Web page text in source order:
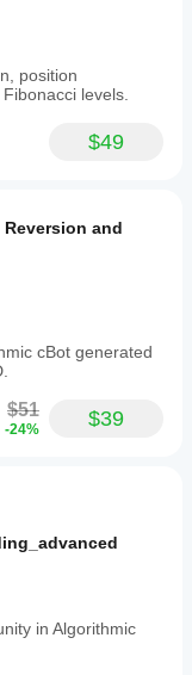
position
levels.
$49
and
cBot generated
$51
-24% $39
in Algorithmic